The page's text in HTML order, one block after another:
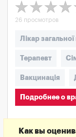
26 просмотров
Лікар
Терапевт
Вакцинація
Подробнее о
Как вы